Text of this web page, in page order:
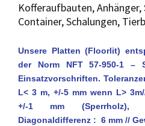
Kofferaufbauten,
Container, Schalungen,
Unsere Platten (Floorlit)
der Norm NFT 57-950-1 –
Einsatzvorschriften.
L< 3 m, +/-5 mm wenn L>
+/-1 mm (Sperrholz),
Diagonaldifferenz : 6 mm //